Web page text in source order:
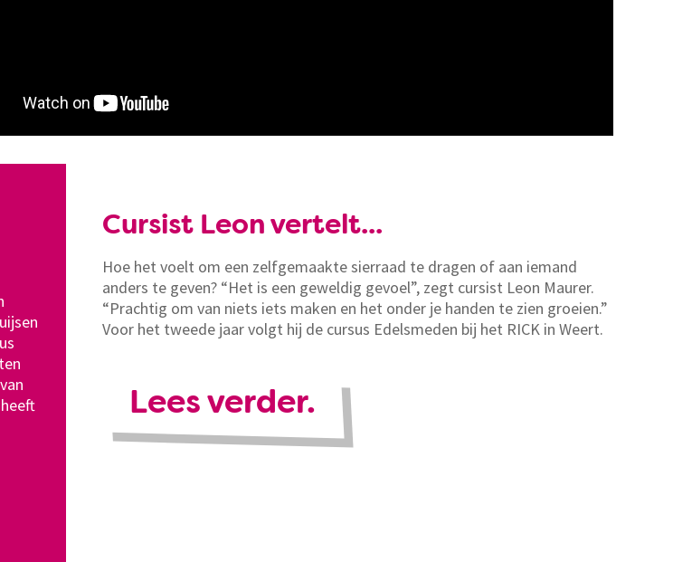
Cursist Leon vertelt...
Hoe het voelt om een zelfgemaakte sierraad te dragen of aan iemand
anders te geven? “Het is een geweldig gevoel”, zegt cursist Leon Maurer.
“Prachtig om van niets iets maken en het onder je handen te zien groeien.”
Voor het tweede jaar volgt hij de cursus Edelsmeden bij het RICK in Weert.
Lees verder.